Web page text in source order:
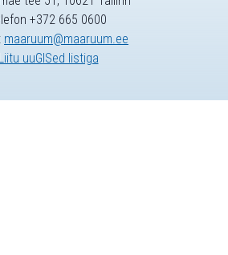
+372 665 0600
maaruum@maaruum.ee
Liitu uuGISed listiga